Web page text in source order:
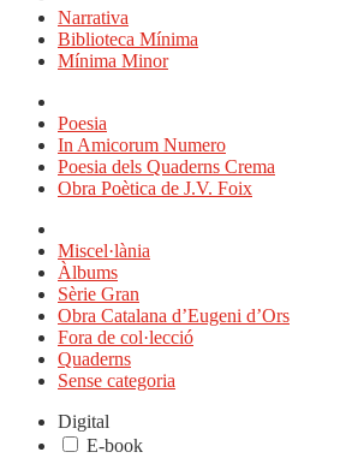
Narrativa
Biblioteca Mínima
Mínima Minor
Poesia
In Amicorum Numero
Poesia dels Quaderns Crema
Obra Poètica de J.V. Foix
Miscel·lània
Àlbums
Sèrie Gran
Obra Catalana d’Eugeni d’Ors
Fora de col·lecció
Quaderns
Sense categoria
Digital
E-book